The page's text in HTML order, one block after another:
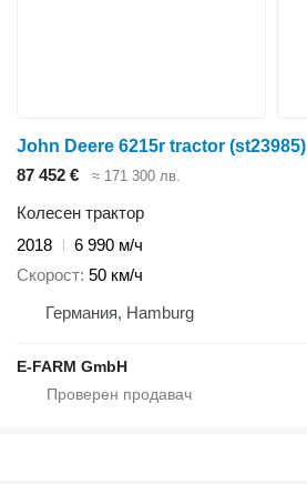
John Deere 6215r tractor (st23985)
87 452 €
≈ 171 300 лв.
Колесен трактор
2018
6 990 м/ч
Скорост 50 км/ч
Германия, Hamburg
E-FARM GmbH